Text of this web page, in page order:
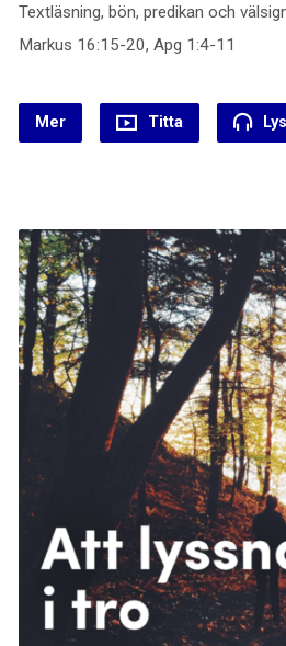
Textläsning, bön, predikan och
Markus 16:15-20, Apg 1:4-11
Mer Titta